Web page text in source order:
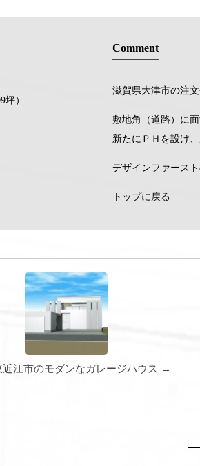
）
Comment
滋賀県大津市の注文
敷地角（道路）に
新たにＰＨを設け
デザインファース
トップに戻る
近江市のモダンなガレージハウス →